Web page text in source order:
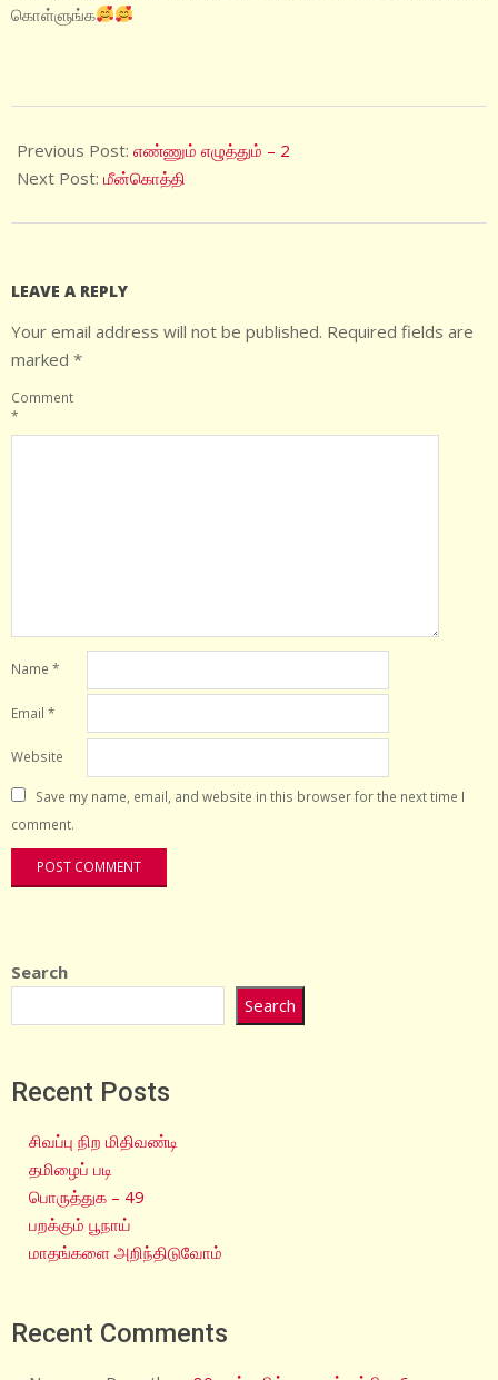
கொள்ளுங்க
04-
15
Previous Post: எண்ணும் எழுத்தும் – 2
Next Post: மீன்கொத்தி
LEAVE A REPLY
Your email address will not be published. Required fields are
marked *
Comment
*
Name *
Email *
Website
Save my name, email, and website in this browser for the next time I
comment.
Search
Search
Recent Posts
சிவப்பு நிற மிதிவண்டி
தமிழைப் படி
பொருத்துக – 49
பறக்கும் பூநாய்
மாதங்களை அறிந்திடுவோம்
Recent Comments